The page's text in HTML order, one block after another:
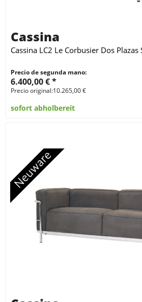
Cassina
Cassina LC2 Le Corbusier Dos
Precio de segunda mano:
6.400,00 € *
Precio original:10.265,00 €
sofort abholbereit